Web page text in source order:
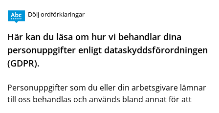
Dölj ordförklaringar
Här kan du läsa om hur vi behandlar dina
personuppgifter enligt dataskyddsförordningen
(GDPR).
Personuppgifter som du eller din arbetsgivare lämnar
till oss behandlas och används bland annat för att